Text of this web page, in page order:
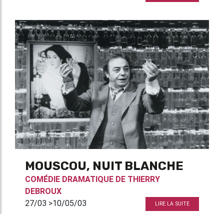
MOUSCOU, NUIT BLANCHE
COMÉDIE DRAMATIQUE DE THIERRY
DEBROUX
27/03 >10/05/03
LIRE LA SUITE